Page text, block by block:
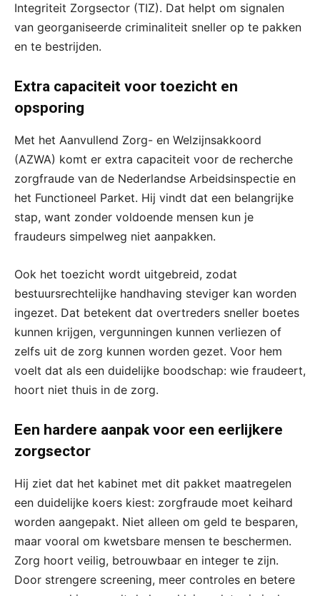
Integriteit Zorgsector (TIZ). Dat helpt om signalen
van georganiseerde criminaliteit sneller op te pakken
en te bestrijden.
Extra capaciteit voor toezicht en
opsporing
Met het Aanvullend Zorg- en Welzijnsakkoord
(AZWA) komt er extra capaciteit voor de recherche
zorgfraude van de Nederlandse Arbeidsinspectie en
het Functioneel Parket. Hij vindt dat een belangrijke
stap, want zonder voldoende mensen kun je
fraudeurs simpelweg niet aanpakken.
Ook het toezicht wordt uitgebreid, zodat
bestuursrechtelijke handhaving steviger kan worden
ingezet. Dat betekent dat overtreders sneller boetes
kunnen krijgen, vergunningen kunnen verliezen of
zelfs uit de zorg kunnen worden gezet. Voor hem
voelt dat als een duidelijke boodschap: wie fraudeert,
hoort niet thuis in de zorg.
Een hardere aanpak voor een eerlijkere
zorgsector
Hij ziet dat het kabinet met dit pakket maatregelen
een duidelijke koers kiest: zorgfraude moet keihard
worden aangepakt. Niet alleen om geld te besparen,
maar vooral om kwetsbare mensen te beschermen.
Zorg hoort veilig, betrouwbaar en integer te zijn.
Door strengere screening, meer controles en betere